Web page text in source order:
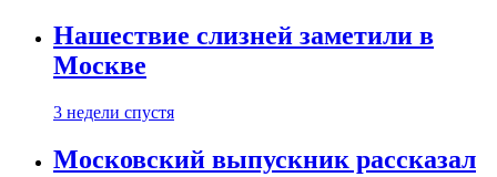
Нашествие слизней заметили в
Москве
3 недели спустя
Московский выпускник рассказал